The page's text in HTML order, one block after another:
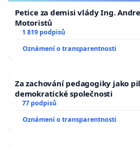
Petice za demisi vlády Ing.
Motoristů
1 819 podpisů
Oznámení o transparentnosti
Za zachování pedagogiky jako
demokratické společnosti
77 podpisů
Oznámení o transparentnosti